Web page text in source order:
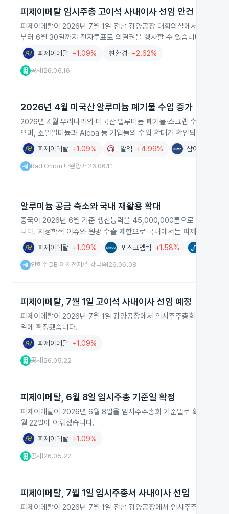
피제이메탈 임시주총 고이석 사내이사 선임 안건 상정
피제이메탈이 2026년 7월 1일 전남 광양공장 대회의실에서 임시주
부터 6월 30일까지 전자투표로 의결권을 행사할 수 있습니다.
피제이메탈 +1.09% 친환경 +2.62%
공시 26.06.16
2026년 4월 미국산 알루미늄 폐기물 수입 증가
2026년 4월 우리나라의 미국산 알루미늄 폐기물·스크랩 수입액이
으며, 조일알미늄과 Alcoa 등 기업들의 수입 확대가 확인되며 관련
피제이메탈 +1.09% 알멕 +4.99% 삼아알미늄
Bad Onion 나쁜양파| 26.06.11
알루미늄 공급 축소와 국내 재활용 확대
중국이 2026년 6월 기준 생산능력을 45,000,000톤으로 제한하고
니다. 지정학적 이슈와 원광 수출 제한으로 국내에서는 피제이메탈,
피제이메탈 +1.09% 포스코엠텍 +1.58%
안회수 DB 이차전지/철강금속 26.06.08
피제이메탈, 7월 1일 고이석 사내이사 선임 예정
피제이메탈이 2026년 7월 1일 광양공장에서 임시주주총회를 열고
일에 확정됐습니다.
피제이메탈 +1.09%
공시 26.05.22
피제이메탈, 6월 8일 임시주총 기준일 확정
피제이메탈이 2026년 6월 8일을 임시주주총회 기준일로 확정했습
월 22일에 이뤄졌습니다.
피제이메탈 +1.09%
공시 26.05.22
피제이메탈, 7월 1일 임시주총서 사내이사 선임
피제이메탈이 2026년 7월 1일 전남 광양공장에서 임시주주총회를